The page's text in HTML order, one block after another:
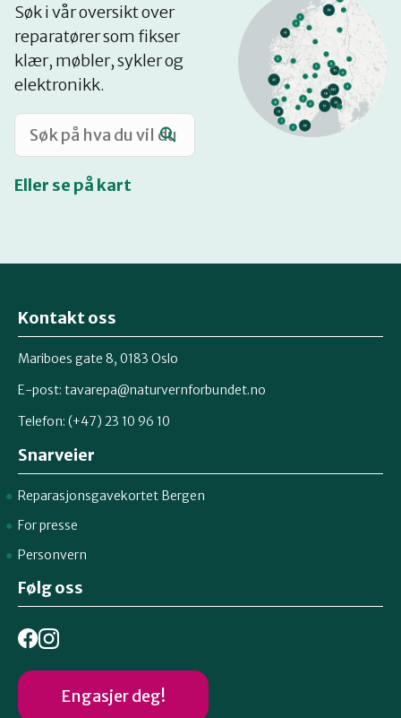
Søk i vår oversikt over
reparatører som fikser
klær, møbler, sykler og
elektronikk.
Eller se på kart
på
kart
Kontakt oss
Mariboes gate 8, 0183 Oslo
E-post: tavarepa@naturvernforbundet.no
Telefon: (+47) 23 10 96 10
Snarveier
Reparasjonsgavekortet Bergen
For presse
Personvern
Følg oss
Engasjer deg!